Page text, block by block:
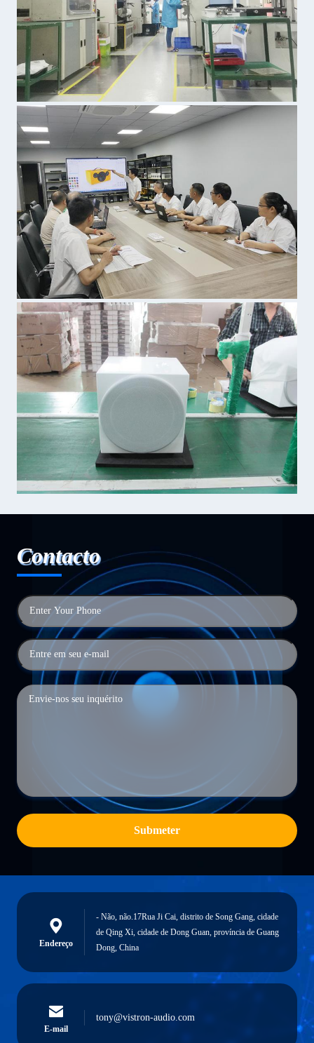
Contacto
Submeter
Endereço
- Não, não.17Rua Ji Cai, distrito de Song Gang, cidade
de Qing Xi, cidade de Dong Guan, província de Guang
Dong, China
E-mail
tony@vistron-audio.com